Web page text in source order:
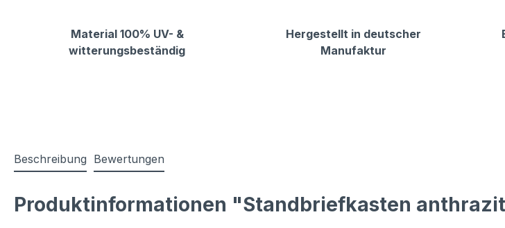
Material 100% UV- &
witterungsbeständig
Hergestellt in deutscher
Manufaktur
Beschreibung Bewertungen
Produktinformationen "Standbriefkasten anthrazit